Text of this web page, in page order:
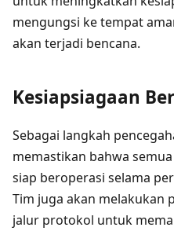
mengungsi ke tempat
akan terjadi bencana.
Kesiapsiagaan
Sebagai langkah
memastikan bahwa
siap beroperasi selama
Tim juga akan melakukan
jalur protokol untuk